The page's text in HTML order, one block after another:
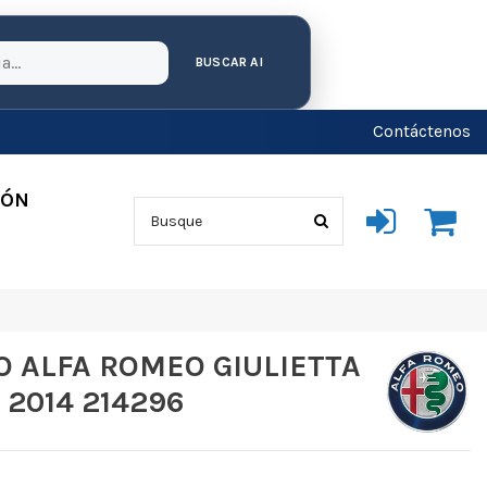
BUSCAR AI
Contáctenos
ALFA ROMEO GIULIETTA
214296